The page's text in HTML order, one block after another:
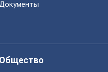
Общество